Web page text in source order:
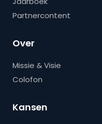
Partnercontent
Over
Missie & Visie
Colofon
Kansen